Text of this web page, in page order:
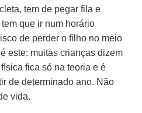
tem de pegar fila e
que ir num horário
de perder o filho no meio
este: muitas crianças dizem
fica só na teoria e é
de determinado ano. Não
vida.